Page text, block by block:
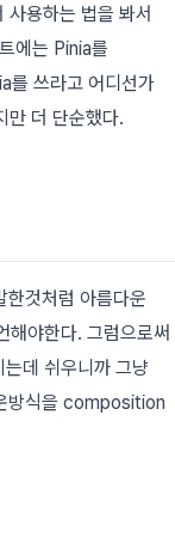
용하는 법을 봐서
에는 Pinia를
를 쓰라고 어디선가
만 더 단순했다.
것처럼 아름다운
야한다. 그럼으로써
데 쉬우니까 그냥
방식을 composition